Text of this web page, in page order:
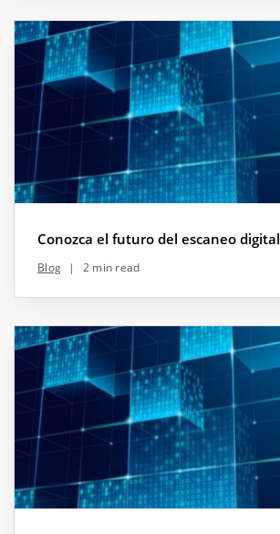
Conozca el futuro del escaneo digital
Blog | 2 min read